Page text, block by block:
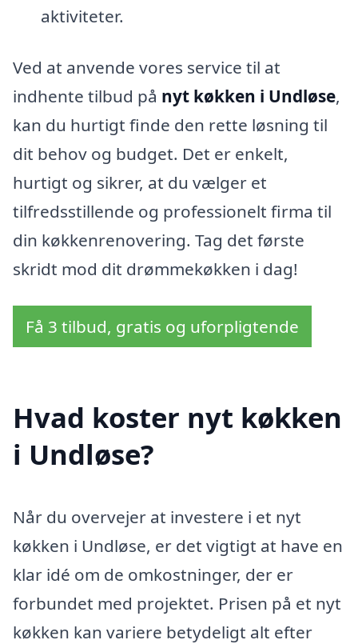
aktiviteter.
Ved at anvende vores service til at
indhente tilbud på nyt køkken i Undløse,
kan du hurtigt finde den rette løsning til
dit behov og budget. Det er enkelt,
hurtigt og sikrer, at du vælger et
tilfredsstillende og professionelt firma til
din køkkenrenovering. Tag det første
skridt mod dit drømmekøkken i dag!
Få 3 tilbud, gratis og uforpligtende
Hvad koster nyt køkken
i Undløse?
Når du overvejer at investere i et nyt
køkken i Undløse, er det vigtigt at have en
klar idé om de omkostninger, der er
forbundet med projektet. Prisen på et nyt
køkken kan variere betydeligt alt efter